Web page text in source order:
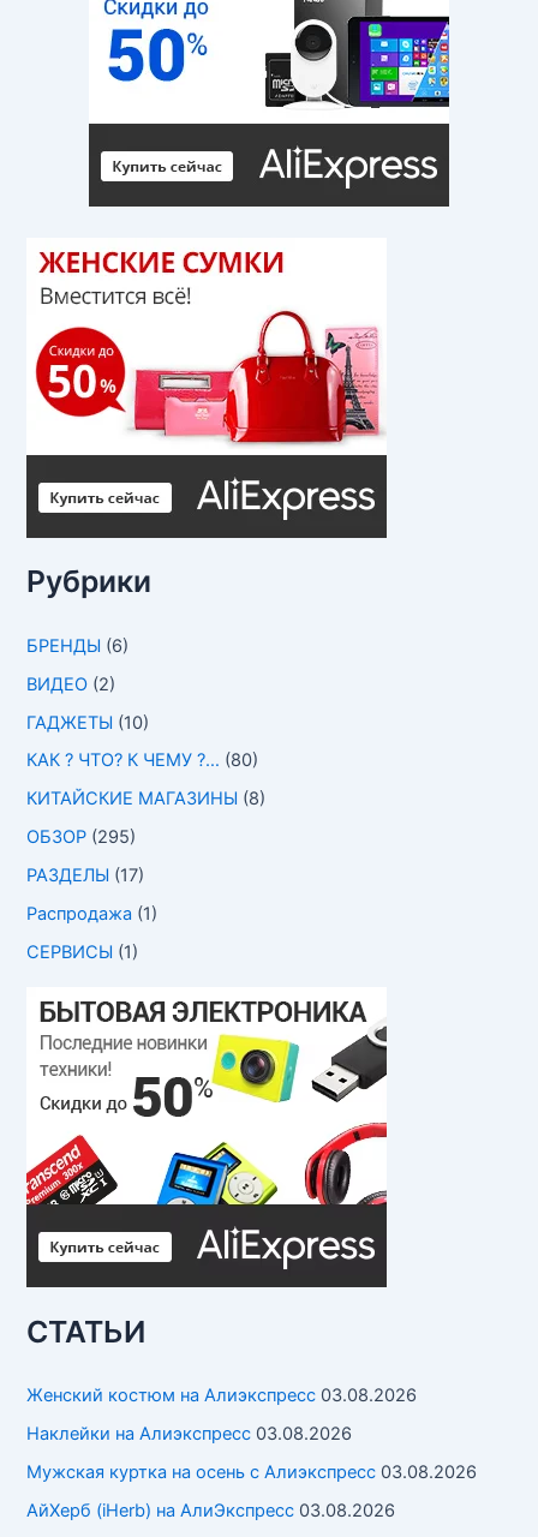
Рубрики
БРЕНДЫ (6)
ВИДЕО (2)
ГАДЖЕТЫ (10)
КАК ? ЧТО? К ЧЕМУ ?… (80)
КИТАЙСКИЕ МАГАЗИНЫ (8)
ОБЗОР (295)
РАЗДЕЛЫ (17)
Распродажа (1)
СЕРВИСЫ (1)
СТАТЬИ
Женский костюм на Алиэкспресс 03.08.2026
Наклейки на Алиэкспресс 03.08.2026
Мужская куртка на осень с Алиэкспресс 03.08.2026
АйХерб (iHerb) на АлиЭкспресс 03.08.2026